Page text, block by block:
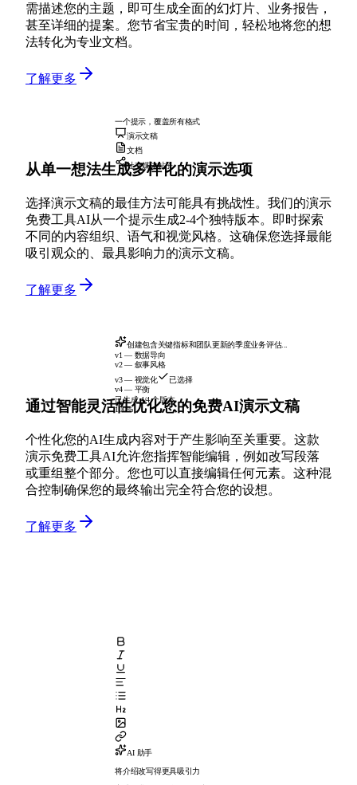
需描述您的主题，即可生成全面的幻灯片、业务报告，
甚至详细的提案。您节省宝贵的时间，轻松地将您的想
法转化为专业文档。
了解更多
一个提示，覆盖所有格式
演示文稿
文档
社交媒体帖子
从单一想法生成多样化的演示选项
选择演示文稿的最佳方法可能具有挑战性。我们的演示
免费工具AI从一个提示生成2-4个独特版本。即时探索
不同的内容组织、语气和视觉风格。这确保您选择最能
吸引观众的、最具影响力的演示文稿。
了解更多
创建包含关键指标和团队更新的季度业务评估...
v1 — 数据导向
v2 — 叙事风格
v3 — 视觉化 已选择
v4 — 平衡
已生成 4/4 个版本
100%
通过智能灵活性优化您的免费AI演示文稿
个性化您的AI生成内容对于产生影响至关重要。这款
演示免费工具AI允许您指挥智能编辑，例如改写段落
或重组整个部分。您也可以直接编辑任何元素。这种混
合控制确保您的最终输出完全符合您的设想。
了解更多
AI 助手
将介绍改写得更具吸引力